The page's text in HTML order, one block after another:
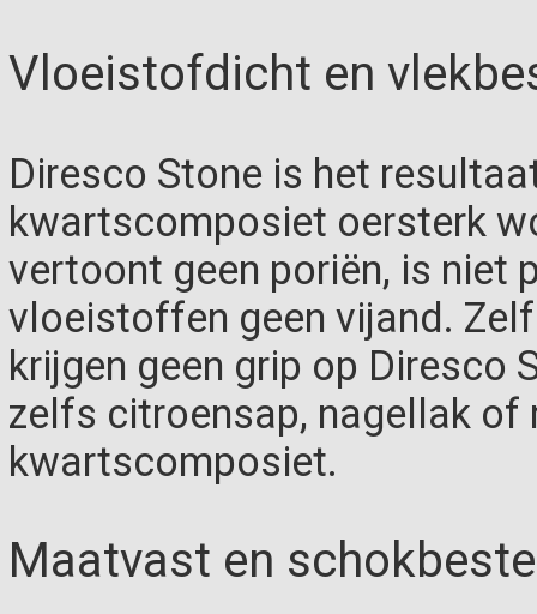
Vloeistofdicht en
Diresco Stone is het
kwartscomposiet oersterk
vertoont geen poriën, is niet
vloeistoffen geen vijand.
krijgen geen grip op Diresco
zelfs citroensap, nagellak of
kwartscomposiet.
Maatvast en